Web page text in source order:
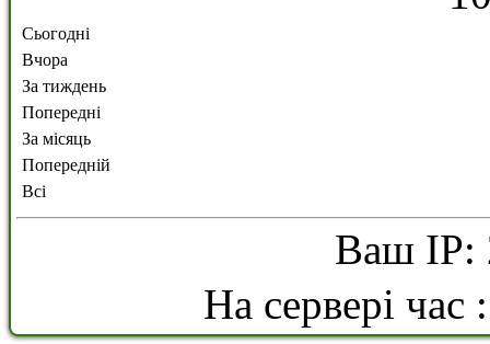
Сьогодні
Вчора
За тиждень
Попередні
За місяць
Попередній
Всі
Ваш IP:
На сервері